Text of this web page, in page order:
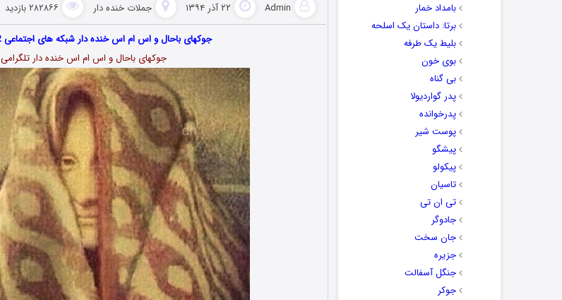
بامداد خمار
برتا: داستان یک اسلحه
بلیط یک‌‌ طرفه
بوی خون
بی گناه
پدر گواردیولا
پدرخوانده
پوست شیر
پیشگو
پیکولو
تاسیان
تی ان تی
جادوگر
جان سخت
جزیره
جنگل آسفالت
جوکر
Admin ۲۲ آذر ۱۳۹۴ جملات خنده دار ۲۸۲۸۶۶ بازدید
جوکهای باحال و اس ام اس خنده دار شبکه های اجتماعی 22 آذر 1394
جوکهای باحال و اس ام اس خنده دار تلگرامی